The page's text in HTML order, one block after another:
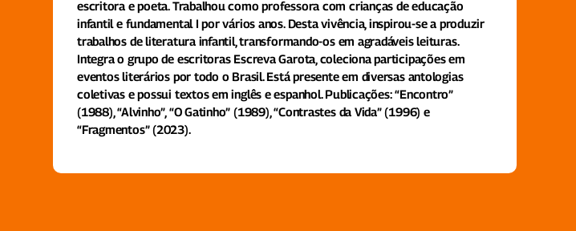
escritora e poeta. Trabalhou como professora com crianças de educação
infantil e fundamental I por vários anos. Desta vivência, inspirou-se a produzir
trabalhos de literatura infantil, transformando-os em agradáveis leituras.
Integra o grupo de escritoras Escreva Garota, coleciona participações em
eventos literários por todo o Brasil. Está presente em diversas antologias
coletivas e possui textos em inglês e espanhol. Publicações: “Encontro”
(1988), “Alvinho”, “O Gatinho” (1989), “Contrastes da Vida” (1996) e
“Fragmentos” (2023).